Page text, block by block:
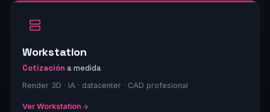
Workstation
Cotización a medida
Render 3D · IA · datacenter · CAD profesional
Ver Workstation